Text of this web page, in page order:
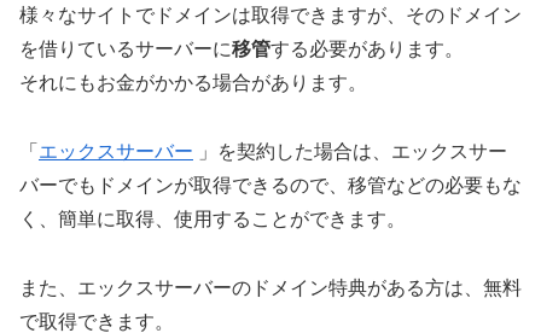
様々なサイトでドメインは取得できますが、そのドメイン
を借りているサーバーに移管する必要があります。
それにもお金がかかる場合があります。
「 エックスサーバー
」を契約した場合は、エックスサー
バーでもドメインが取得できるので、移管などの必要もな
く、簡単に取得、使用することができます。
また、エックスサーバーのドメイン特典がある方は、無料
で取得できます。